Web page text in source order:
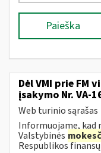
Paieška
Dėl VMI prie FM
įsakymo Nr. VA-
Web turinio sąrašas
Informuojame, kad
Valstybinės
Respublikos